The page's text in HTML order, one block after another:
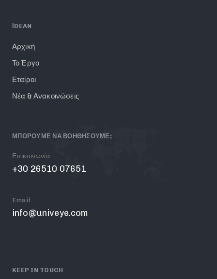
ΙDEAN
Αρχική
Το Έργο
Εταίροι
Νέα & Ανακοινώσεις
ΜΠΟΡΟΥΜΕ ΝΑ ΒΟΗΘΗΣΟΥΜΕ;
Επικοινωνία
+30 26510 07651
Email
info@univeye.com
KEEP IN TOUCH